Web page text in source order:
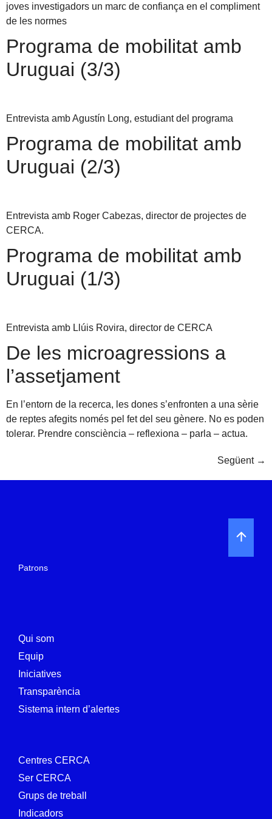
joves investigadors un marc de confiança en el compliment
de les normes
Programa de mobilitat amb
Uruguai (3/3)
Entrevista amb Agustín Long, estudiant del programa
Programa de mobilitat amb
Uruguai (2/3)
Entrevista amb Roger Cabezas, director de projectes de
CERCA.
Programa de mobilitat amb
Uruguai (1/3)
Entrevista amb Llúis Rovira, director de CERCA
De les microagressions a
l’assetjament
En l’entorn de la recerca, les dones s’enfronten a una sèrie
de reptes afegits només pel fet del seu gènere. No es poden
tolerar. Prendre consciència – reflexiona – parla – actua.
Següent →
Patrons
Qui som
Equip
Iniciatives
Transparència
Sistema intern d’alertes
Centres CERCA
Ser CERCA
Grups de treball
Indicadors